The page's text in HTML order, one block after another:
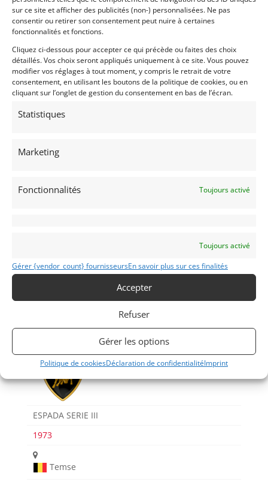
sur ce site et afficher des publicités (non-) personnalisées. Ne pas
consentir ou retirer son consentement peut nuire à certaines
fonctionnalités et fonctions.
Cliquez ci-dessous pour accepter ce qui précède ou faites des choix
détaillés. Vos choix seront appliqués uniquement à ce site. Vous pouvez
modifier vos réglages à tout moment, y compris le retrait de votre
consentement, en utilisant les boutons de la politique de cookies, ou en
cliquant sur l’onglet de gestion du consentement en bas de l’écran.
Statistiques
Marketing
Fonctionnalités Toujours activé
Toujours activé
Gérer {vendor_count} fournisseursEn savoir plus sur ces finalités
Accepter
Refuser
Gérer les options
Politique de cookiesDéclaration de confidentialitéImprint
Avec seulement 1217 modèles construits sur une
période de dix ans (séries I, II et III combinées),
d’autre voiture classique qui se ressemble, et le
moteur emblématique fait de cette GT une véritable
exotique. Alors que les prix des autres Lamborghini
montent en flèche ces jours-ci, l’Espada reste une
voiture raisonnablement abordable.
Partager cette annonce
Voir les 76 annonces deAlbion Motorcars
ESPADA SERIE III
1973
Temse